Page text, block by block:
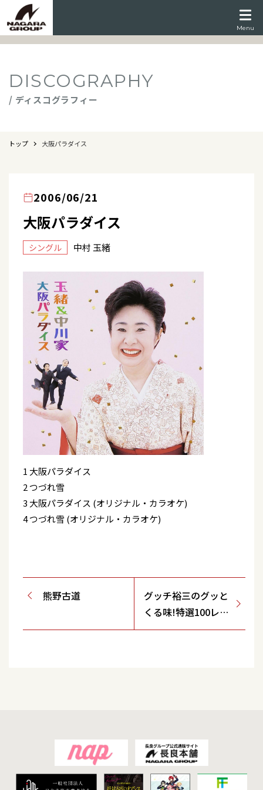
Menu
DISCOGRAPHY
/ ディスコグラフィー
トップ 大阪パラダイス
2006/06/21
大阪パラダイス
シングル 中村 玉緒
1 大阪パラダイス
2 つづれ雪
3 大阪パラダイス (オリジナル・カラオケ)
4 つづれ雪 (オリジナル・カラオケ)
熊野古道
グッチ裕三のグッと
くる味!特選100レシ
ピ